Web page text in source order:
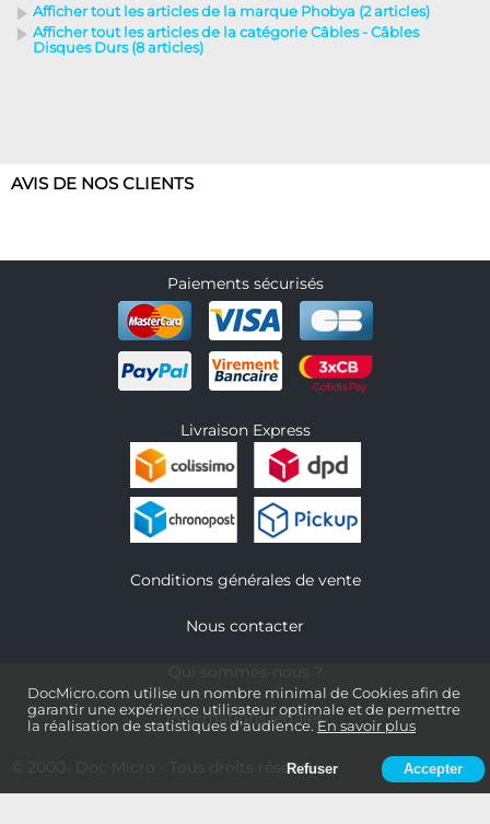
DocMicro.com utilise un nombre minimal de Cookies afin de
garantir une expérience utilisateur optimale et de permettre
la réalisation de statistiques d'audience. En savoir plus
Refuser Accepter
Afficher tout les articles de la marque Phobya (2 articles)
Afficher tout les articles de la catégorie Câbles - Câbles
Disques Durs (8 articles)
AVIS DE NOS CLIENTS
Paiements sécurisés
Livraison Express
Conditions générales de vente
Nous contacter
Informations légales
- Tous droits réservés